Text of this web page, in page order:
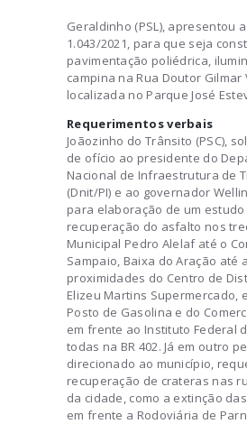
Geraldinho (PSL), apresentou
1.043/2021, para que seja
pavimentação poliédrica,
campina na Rua Doutor Gilmar
localizada no Parque José
Requerimentos verbais
Joãozinho do Trânsito (PSC),
de ofício ao presidente do
Nacional de Infraestrutura de
(Dnit/PI) e ao governador
para elaboração de um estudo
recuperação do asfalto nos
Municipal Pedro Alelaf até o
Sampaio, Baixa do Aração até
proximidades do Centro de
Elizeu Martins Supermercado,
Posto de Gasolina e do
em frente ao Instituto Federal
todas na BR 402. Já em outro
direcionado ao município,
recuperação de crateras nas
da cidade, como a extinção
em frente a Rodoviária de